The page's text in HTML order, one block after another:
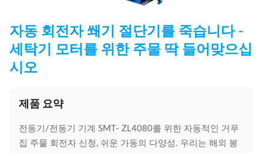
자동 회전자 쐐기 절단기를 죽습니다 -
세탁기 모터를 위한 주물 딱 들어맞으십
시오
제품 요약
전동기/전동기 기계 SMT- ZL4080를 위한 자동적인 거푸
집 주물 회전자 신청, 쉬운 가동의 다양성. 우리는 해외 봉